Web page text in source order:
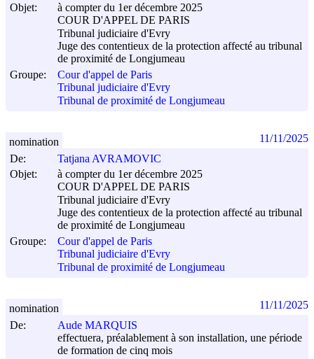
Objet:
à compter du 1er décembre 2025
COUR D'APPEL DE PARIS
Tribunal judiciaire d'Evry
Juge des contentieux de la protection affecté au tribunal
de proximité de Longjumeau
Groupe:
Cour d'appel de Paris
Tribunal judiciaire d'Evry
Tribunal de proximité de Longjumeau
De:
Tatjana AVRAMOVIC
Objet:
à compter du 1er décembre 2025
COUR D'APPEL DE PARIS
Tribunal judiciaire d'Evry
Juge des contentieux de la protection affecté au tribunal
de proximité de Longjumeau
Groupe:
Cour d'appel de Paris
Tribunal judiciaire d'Evry
Tribunal de proximité de Longjumeau
nomination 11/11/2025
De:
Aude MARQUIS
effectuera, préalablement à son installation, une période
de formation de cinq mois
nomination 11/11/2025